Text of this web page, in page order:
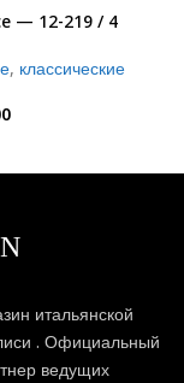
— 12-219 / 4
, классические
итальянской
. Официальный
ведущих